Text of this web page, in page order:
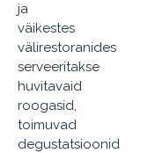
ja
väikestes
välirestoranides
serveeritakse
huvitavaid
roogasid,
toimuvad
degustatsioonid